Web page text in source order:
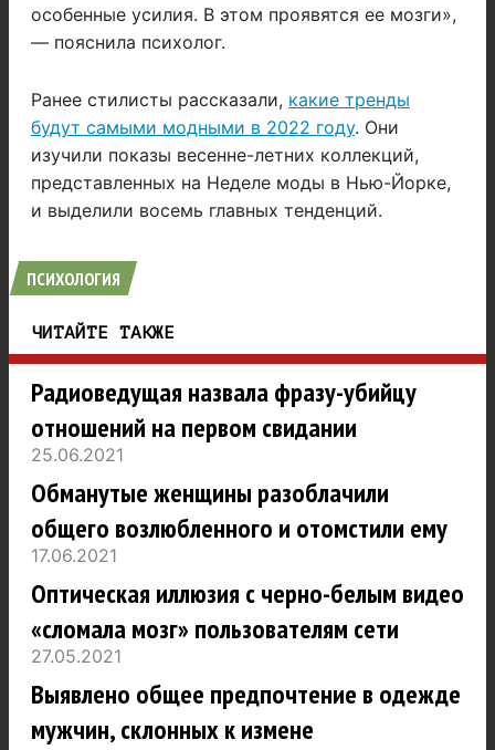
особенные усилия. В этом проявятся ее мозги»,
— пояснила психолог.
Ранее стилисты рассказали, какие тренды
будут самыми модными в 2022 году. Они
изучили показы весенне-летних коллекций,
представленных на Неделе моды в Нью-Йорке,
и выделили восемь главных тенденций.
ПСИХОЛОГИЯ
ЧИТАЙТЕ ТАКЖЕ
Радиоведущая назвала фразу-убийцу
отношений на первом свидании
25.06.2021
Обманутые женщины разоблачили
общего возлюбленного и отомстили ему
17.06.2021
Оптическая иллюзия с черно-белым видео
«сломала мозг» пользователям сети
27.05.2021
Выявлено общее предпочтение в одежде
мужчин, склонных к измене